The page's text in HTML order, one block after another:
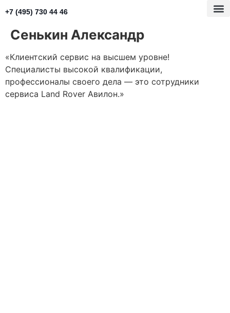
+7 (495) 730 44 46
Сенькин Александр
«Клиентский сервис на высшем уровне!
Специалисты высокой квалификации,
профессионалы своего дела — это сотрудники
сервиса Land Rover Авилон.»